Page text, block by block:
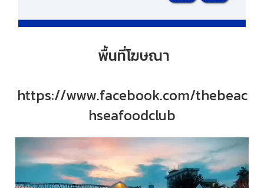
พื้นที่โฆษณา
https://www.facebook.com/thebeac
hseafoodclub